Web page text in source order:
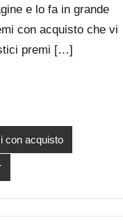
e lo fa in grande
con acquisto che vi
premi […]
con acquisto